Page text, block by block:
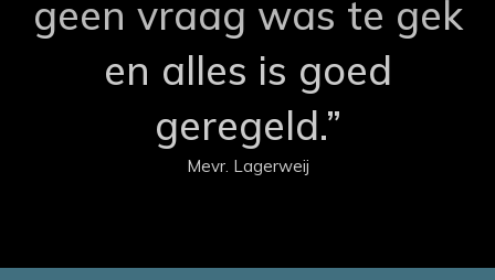
geen vraag was te gek
en alles is goed
geregeld.”
Mevr. Lagerweij